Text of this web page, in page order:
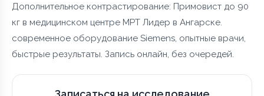
Дополнительное контрастирование: Примовист до 90
кг в медицинском центре МРТ Лидер в Ангарске.
современное оборудование Siemens, опытные врачи,
быстрые результаты. Запись онлайн, без очередей.